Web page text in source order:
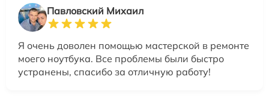
Павловский Михаил
Я очень доволен помощью мастерской в ремонте
моего ноутбука. Все проблемы были быстро
устранены, спасибо за отличную работу!